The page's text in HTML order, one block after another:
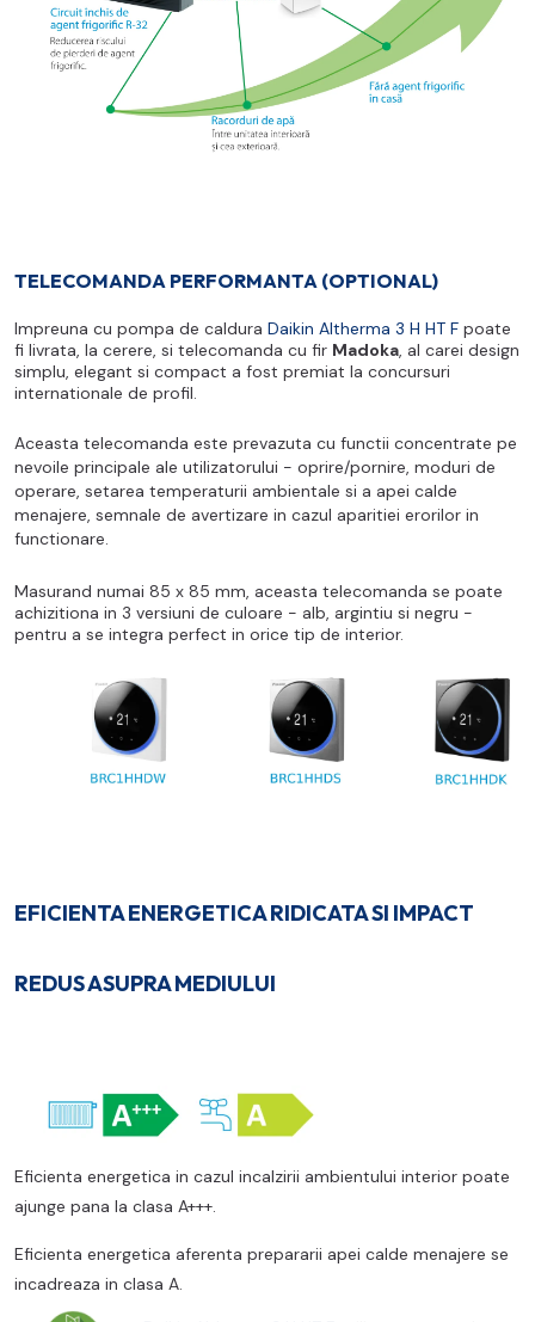
TELECOMANDA PERFORMANTA (OPTIONAL)
Impreuna cu pompa de caldura Daikin Altherma 3 H HT F poate
fi livrata, la cerere, si telecomanda cu fir Madoka, al carei design
simplu, elegant si compact a fost premiat la concursuri
internationale de profil.
Aceasta telecomanda este prevazuta cu functii concentrate pe
nevoile principale ale utilizatorului - oprire/pornire, moduri de
operare, setarea temperaturii ambientale si a apei calde
menajere, semnale de avertizare in cazul aparitiei erorilor in
functionare.
Masurand numai 85 x 85 mm, aceasta telecomanda se poate
achizitiona in 3 versiuni de culoare - alb, argintiu si negru -
pentru a se integra perfect in orice tip de interior.
EFICIENTA ENERGETICA RIDICATA SI IMPACT
REDUS ASUPRA MEDIULUI
Eficienta energetica in cazul incalzirii ambientului interior poate
ajunge pana la clasa A+++.
Eficienta energetica aferenta prepararii apei calde menajere se
incadreaza in clasa A.